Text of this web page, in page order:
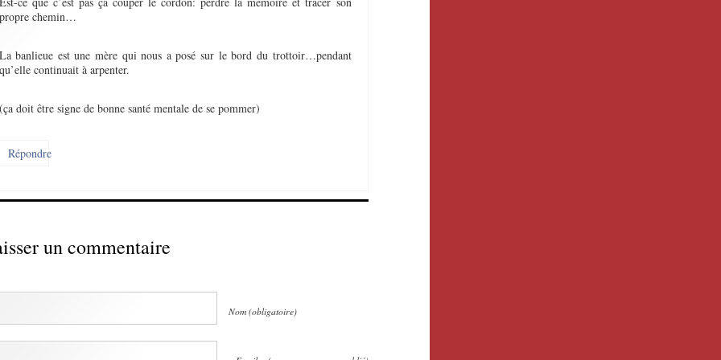
chemin…
banlieue est une mère qui nous a posé sur le bord du trottoir…pendant
continuait à arpenter.
doit être signe de bonne santé mentale de se pommer)
Répondre
un commentaire
Nom (obligatoire)